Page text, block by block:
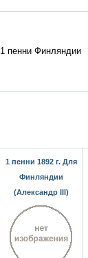
1 пенни Финляндии
1 пенни 1892 г. Для
Финляндии
(Александр III)